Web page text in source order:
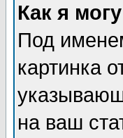
Как я
Под
картинка
на ваш